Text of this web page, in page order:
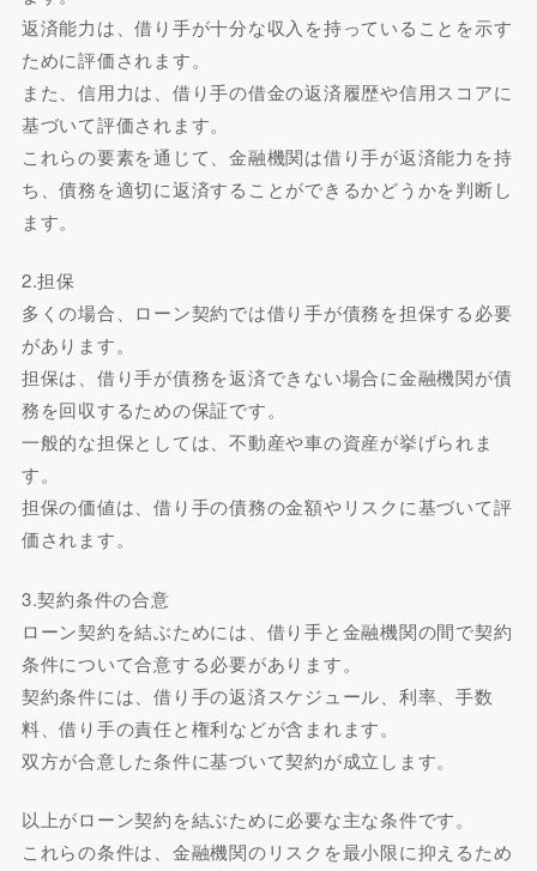
返済能力は、借り手が十分な収入を持っていることを示す
ために評価されます。
また、信用力は、借り手の借金の返済履歴や信用スコアに
基づいて評価されます。
これらの要素を通じて、金融機関は借り手が返済能力を持
ち、債務を適切に返済することができるかどうかを判断し
ます。
2.担保
多くの場合、ローン契約では借り手が債務を担保する必要
があります。
担保は、借り手が債務を返済できない場合に金融機関が債
務を回収するための保証です。
一般的な担保としては、不動産や車の資産が挙げられま
す。
担保の価値は、借り手の債務の金額やリスクに基づいて評
価されます。
3.契約条件の合意
ローン契約を結ぶためには、借り手と金融機関の間で契約
条件について合意する必要があります。
契約条件には、借り手の返済スケジュール、利率、手数
料、借り手の責任と権利などが含まれます。
双方が合意した条件に基づいて契約が成立します。
以上がローン契約を結ぶために必要な主な条件です。
これらの条件は、金融機関のリスクを最小限に抑えるため